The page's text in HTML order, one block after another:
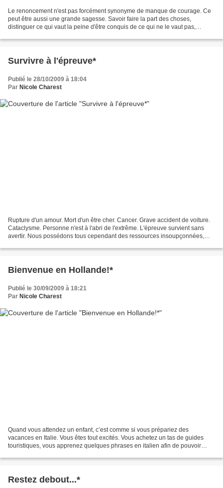
Le renoncement n'est pas forcément synonyme de manque de courage. Ce
peut être aussi une grande sagesse. Savoir faire la part des choses,
distinguer ce qui vaut la peine d'être conquis de ce qui ne le vaut pas,
Survivre à l'épreuve*
Publié le 28/10/2009 à 18:04
Par Nicole Charest
Rupture d'un amour. Mort d'un être cher. Cancer. Grave accident de voiture.
Cataclysme. Personne n'est à l'abri de l'extrême. L'épreuve survient sans
avertir. Nous possédons tous cependant des ressources insoupçonnées,
Bienvenue en Hollande!*
Publié le 30/09/2009 à 18:21
Par Nicole Charest
Quand vous attendez un enfant, c’est comme si vous prépariez des
vacances en Italie. Vous êtes tout excités. Vous achetez un tas de guides
touristiques, vous apprenez quelques phrases en italien afin de pouvoir
Restez debout...*